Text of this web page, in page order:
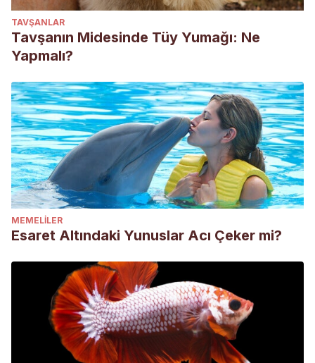
TAVŞANLAR
Tavşanın Midesinde Tüy Yumağı: Ne
Yapmalı?
MEMELILER
Esaret Altındaki Yunuslar Acı Çeker mi?